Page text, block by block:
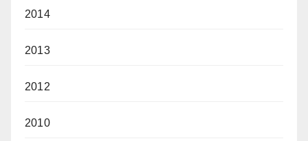
2014
2013
2012
2010